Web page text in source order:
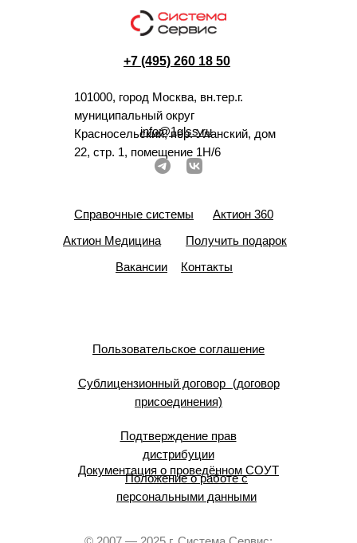
+7 (495) 260 18 50
101000, город Москва, вн.тер.г.
муниципальный округ
Красносельский, пер. Уланский, дом
22, стр. 1, помещение 1Н/6
info@1glss.ru
Справочные системы
Актион 360
Актион Медицина
Получить подарок
Вакансии
Контакты
Пользовательское соглашение
Сублицензионный договор (договор
присоединения)
Подтверждение прав
дистрибуции
Документация о проведённом СОУТ
Положение о работе с
персональными данными